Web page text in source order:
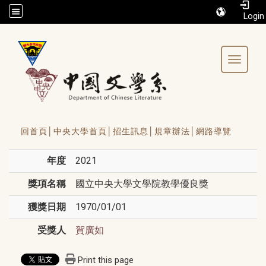
/accesskey"" title="Toolbar">:::
Toggle
回首頁│ 中央大學首頁│ 招生訊息│ 規章辦法│ 網路導覽
年度 2021
獎項名稱 國立中央大學文學院教學優良獎
獲獎日期 1970/01/01
受獎人 賀廣如
Print this page